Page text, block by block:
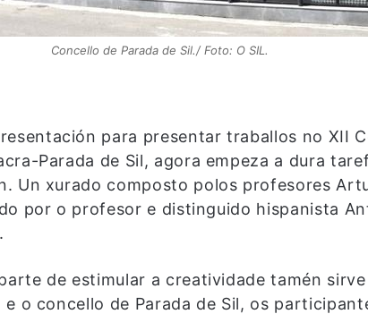
Concello de Parada de Sil./ Foto: O SIL.
para presentar traballos no XII
Parada de Sil, agora empeza a dura
Un xurado composto polos profesores
por o profesor e distinguido hispanista
de estimular a creatividade tamén
e o concello de Parada de Sil, os